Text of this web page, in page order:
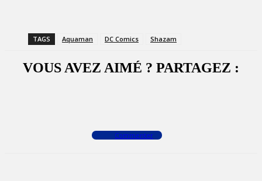
TAGS Aquaman DC Comics Shazam
VOUS AVEZ AIMÉ ? PARTAGEZ :
Commenter